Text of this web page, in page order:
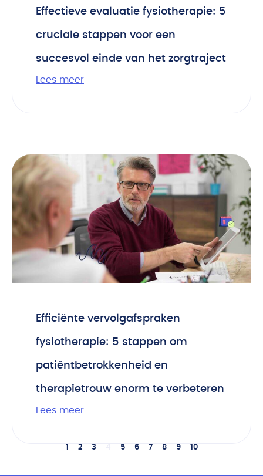
Effectieve evaluatie fysiotherapie: 5
cruciale stappen voor een
succesvol einde van het zorgtraject
Lees meer
Efficiënte vervolgafspraken
fysiotherapie: 5 stappen om
patiëntbetrokkenheid en
therapietrouw enorm te verbeteren
Lees meer
1 2 3 5 6 7 8 9 10